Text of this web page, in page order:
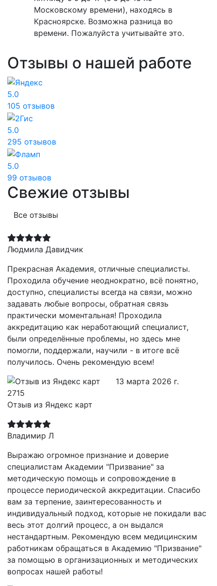
Московскому времени), находясь в
Красноярске. Возможна разница во
времени. Пожалуйста учитывайте это.
Отзывы о нашей работе
5.0
105 отзывов
5.0
295 отзывов
5.0
99 отзывов
Свежие отзывы
Все отзывы
Людмила Давидчик
Прекрасная Академия, отличные специалисты.
Проходила обучение неоднократно, всё понятно,
доступно, специалисты всегда на связи, можно
задавать любые вопросы, обратная связь
практически моментальная! Проходила
аккредитацию как неработающий специалист,
были определённые проблемы, но здесь мне
помогли, поддержали, научили - в итоге всё
получилось. Очень рекомендую всем!
Отзыв из Яндекс карт
13 марта 2026 г.
Владимир Л
Выражаю огромное признание и доверие
специалистам Академии "Призвание" за
методическую помощь и сопровождение в
процессе периодической аккредитации. Спасибо
вам за терпение, заинтересованность и
индивидуальный подход, которые не покидали вас
весь этот долгий процесс, а он выдался
нестандартным. Рекомендую всем медицинским
работникам обращаться в Академию "Призвание"
за помощью в организационных и методических
вопросах нашей работы!